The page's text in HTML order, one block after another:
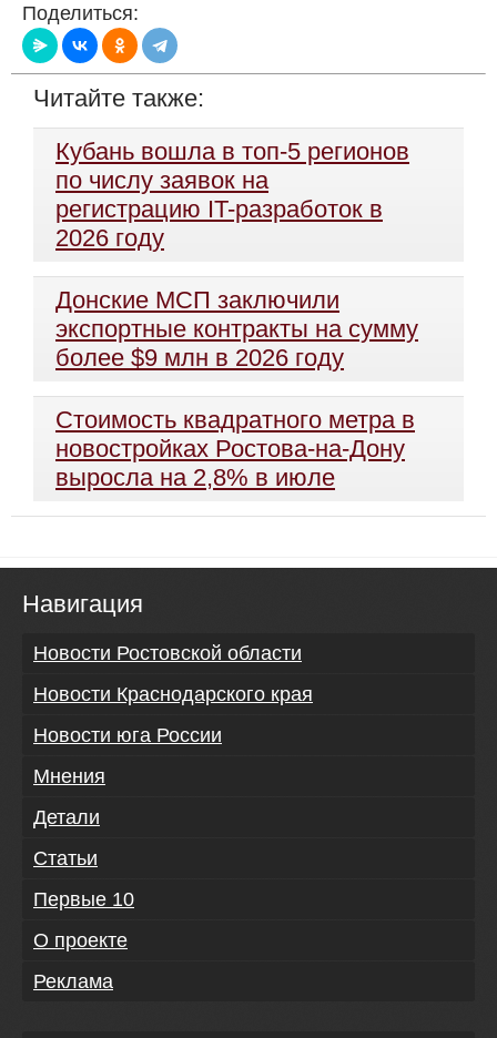
Поделиться:
Читайте также:
Кубань вошла в топ-5 регионов
по числу заявок на
регистрацию IT-разработок в
2026 году
Донские МСП заключили
экспортные контракты на сумму
более $9 млн в 2026 году
Стоимость квадратного метра в
новостройках Ростова-на-Дону
выросла на 2,8% в июле
Навигация
Новости Ростовской области
Новости Краснодарского края
Новости юга России
Мнения
Детали
Статьи
Первые 10
О проекте
Реклама